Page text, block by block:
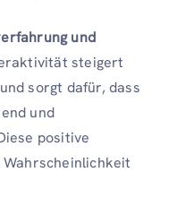
und
steigert
sorgt dafür, dass
und
positive